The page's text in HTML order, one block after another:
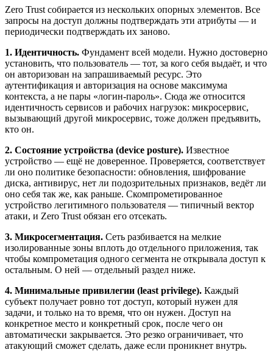
Zero Trust собирается из нескольких опорных элементов. Все
запросы на доступ должны подтверждать эти атрибуты — и
периодически подтверждать их заново.
1. Идентичность. Фундамент всей модели. Нужно достоверно
установить, что пользователь — тот, за кого себя выдаёт, и что
он авторизован на запрашиваемый ресурс. Это
аутентификация и авторизация на основе максимума
контекста, а не пары «логин-пароль». Сюда же относится
идентичность сервисов и рабочих нагрузок: микросервис,
вызывающий другой микросервис, тоже должен предъявить,
кто он.
2. Состояние устройства (device posture). Известное
устройство — ещё не доверенное. Проверяется, соответствует
ли оно политике безопасности: обновления, шифрование
диска, антивирус, нет ли подозрительных признаков, ведёт ли
оно себя так же, как раньше. Скомпрометированное
устройство легитимного пользователя — типичный вектор
атаки, и Zero Trust обязан его отсекать.
3. Микросегментация. Сеть разбивается на мелкие
изолированные зоны вплоть до отдельного приложения, так
чтобы компрометация одного сегмента не открывала доступ к
остальным. О ней — отдельный раздел ниже.
4. Минимальные привилегии (least privilege). Каждый
субъект получает ровно тот доступ, который нужен для
задачи, и только на то время, что он нужен. Доступ на
конкретное место и конкретный срок, после чего он
автоматически закрывается. Это резко ограничивает, что
атакующий сможет сделать, даже если проникнет внутрь.